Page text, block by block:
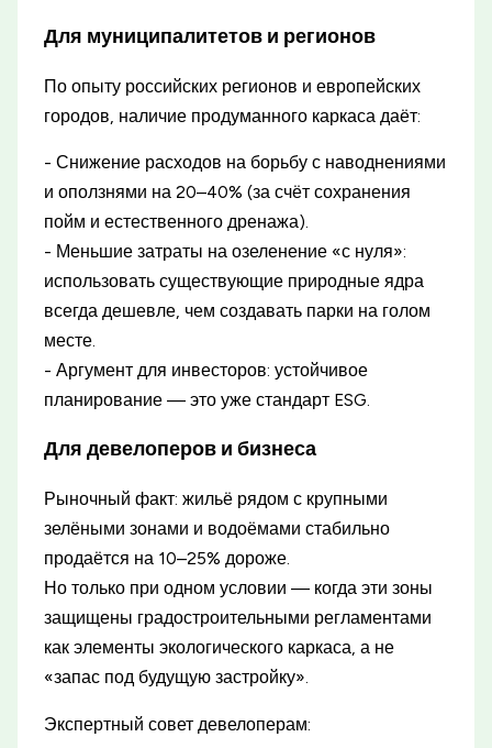
Для муниципалитетов и регионов
По опыту российских регионов и европейских
городов, наличие продуманного каркаса даёт:
- Снижение расходов на борьбу с наводнениями
и оползнями на 20–40% (за счёт сохранения
пойм и естественного дренажа).
- Меньшие затраты на озеленение «с нуля»:
использовать существующие природные ядра
всегда дешевле, чем создавать парки на голом
месте.
- Аргумент для инвесторов: устойчивое
планирование — это уже стандарт ESG.
Для девелоперов и бизнеса
Рыночный факт: жильё рядом с крупными
зелёными зонами и водоёмами стабильно
продаётся на 10–25% дороже.
Но только при одном условии — когда эти зоны
защищены градостроительными регламентами
как элементы экологического каркаса, а не
«запас под будущую застройку».
Экспертный совет девелоперам: